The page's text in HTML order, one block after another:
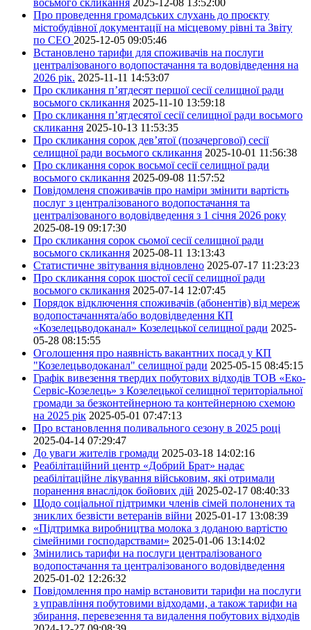
восьмого скликання 2025-12-08 13:52:00
Про проведення громадських слухань до проєкту
містобудівної документації на місцевому рівні та Звіту
по СЕО 2025-12-05 09:05:46
Встановлено тарифи для споживачів на послуги
централізованого водопостачання та водовідведення на
2026 рік. 2025-11-11 14:53:07
Про скликання п’ятдесят першої сесії селищної ради
восьмого скликання 2025-11-10 13:59:18
Про скликання п’ятдесятої сесії селищної ради восьмого
скликання 2025-10-13 11:53:35
Про скликання сорок дев’ятої (позачергової) сесії
селищної ради восьмого скликання 2025-10-01 11:56:38
Про скликання сорок восьмої сесії селищної ради
восьмого скликання 2025-09-08 11:57:52
Повідомленя споживачів про наміри змінити вартість
послуг з централізованого водопостачання та
централізованого водовідведення з 1 січня 2026 року
2025-08-19 09:17:30
Про скликання сорок сьомої сесії селищної ради
восьмого скликання 2025-08-11 13:13:43
Статистичне звітування відновлено 2025-07-17 11:23:23
Про скликання сорок шостої сесії селищної ради
восьмого скликання 2025-07-14 12:07:45
Порядок відключення споживачів (абонентів) від мереж
водопостачаннята/або водовідведення КП
«Козелецьводоканал» Козелецької селищної ради 2025-
05-28 08:15:55
Оголошення про наявність вакантних посад у КП
"Козелецьводоканал" селищної ради 2025-05-15 08:45:15
Графік вивезення твердих побутових відходів ТОВ «Еко-
Сервіс-Козелець» з Козелецької селищної територіальної
громади за безконтейнерною та контейнерною схемою
на 2025 рік 2025-05-01 07:47:13
Про встановлення поливального сезону в 2025 році
2025-04-14 07:29:47
До уваги жителів громади 2025-03-18 14:02:16
Реабілітаційний центр «Добрий Брат» надає
реабілітаційне лікування військовим, які отримали
поранення внаслідок бойових дій 2025-02-17 08:40:33
Щодо соціальної підтримки членів сімей полонених та
зниклих безвісти ветеранів війни 2025-01-17 13:08:39
«Підтримка виробництва молока з доданою вартістю
сімейними господарствами» 2025-01-06 13:14:02
Змінились тарифи на послуги централізованого
водопостачання та централізованого водовідведення
2025-01-02 12:26:32
Повідомлення про намір встановити тарифи на послуги
з управління побутовими відходами, а також тарифи на
збирання, перевезення та видалення побутових відходів